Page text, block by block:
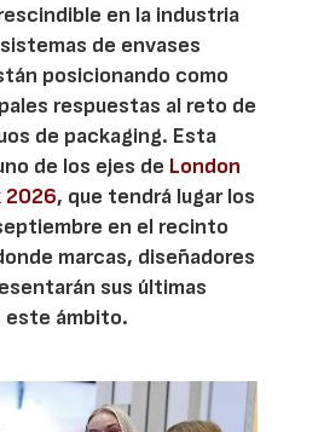
en la industria
de envases
posicionando como
respuestas al reto de
de packaging. Esta
de los ejes de London
2026, que tendrá lugar los
en el recinto
marcas, diseñadores
sus últimas
este ámbito.